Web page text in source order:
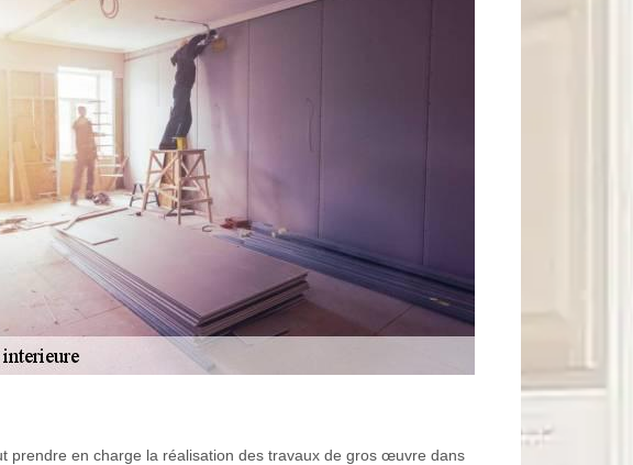
prendre en charge la réalisation des travaux de gros œuvre dans